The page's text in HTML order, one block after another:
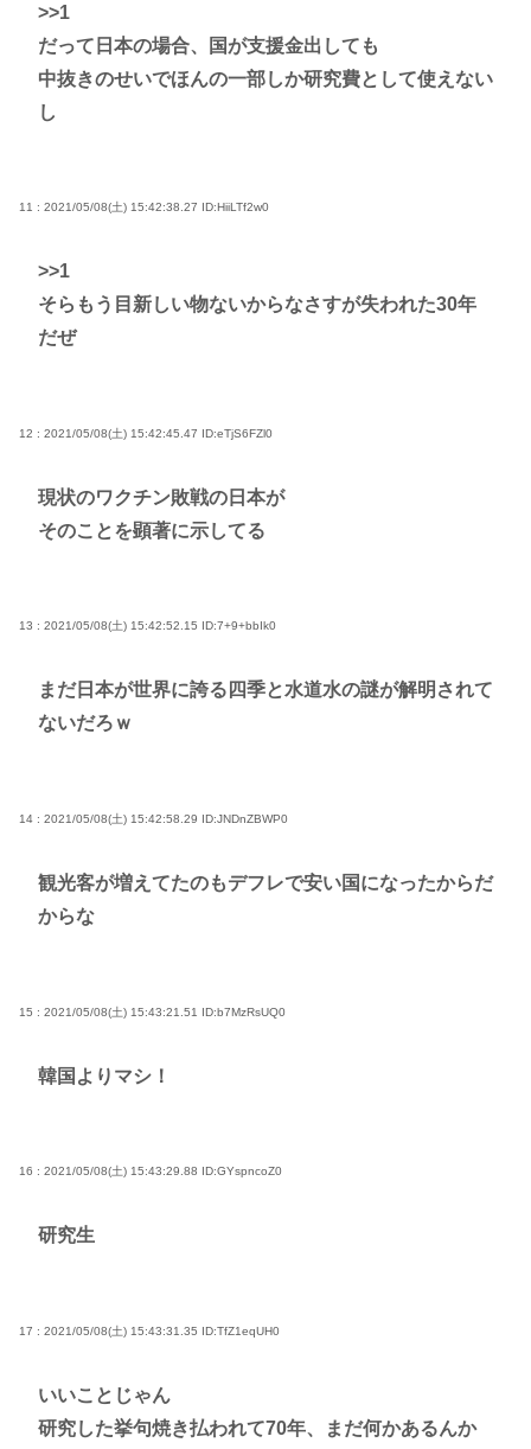
>>1
だって日本の場合、国が支援金出しても
中抜きのせいでほんの一部しか研究費として使えない
し
11 : 2021/05/08(土) 15:42:38.27 ID:HiiLTf2w0
>>1
そらもう目新しい物ないからなさすが失われた30年
だぜ
12 : 2021/05/08(土) 15:42:45.47 ID:eTjS6FZl0
現状のワクチン敗戦の日本が
そのことを顕著に示してる
13 : 2021/05/08(土) 15:42:52.15 ID:7+9+bbIk0
まだ日本が世界に誇る四季と水道水の謎が解明されて
ないだろｗ
14 : 2021/05/08(土) 15:42:58.29 ID:JNDnZBWP0
観光客が増えてたのもデフレで安い国になったからだ
からな
15 : 2021/05/08(土) 15:43:21.51 ID:b7MzRsUQ0
韓国よりマシ！
16 : 2021/05/08(土) 15:43:29.88 ID:GYspncoZ0
研究生
17 : 2021/05/08(土) 15:43:31.35 ID:TfZ1eqUH0
いいことじゃん
研究した挙句焼き払われて70年、まだ何かあるんか